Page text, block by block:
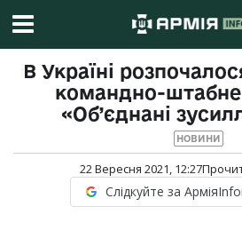
В Україні
командно-штабне
«Об’єднані
НОВИНИ
22 Вересня 2021, 12:27
Слідкуйте за